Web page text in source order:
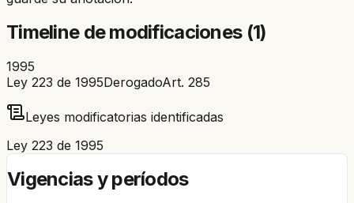
Timeline de modificaciones (1)
1995
Ley 223 de 1995DerogadoArt. 285
Leyes modificatorias identificadas
Ley 223 de 1995
Vigencias y períodos